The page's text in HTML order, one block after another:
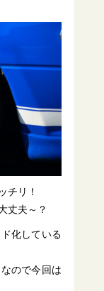
チリ！
丈夫～？
化している
ので今回は